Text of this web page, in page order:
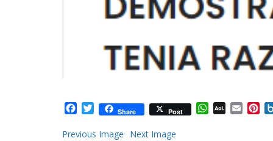
Facebook
TwitterShare Post WhatsApp
AOL Email
Previous Image Next Image